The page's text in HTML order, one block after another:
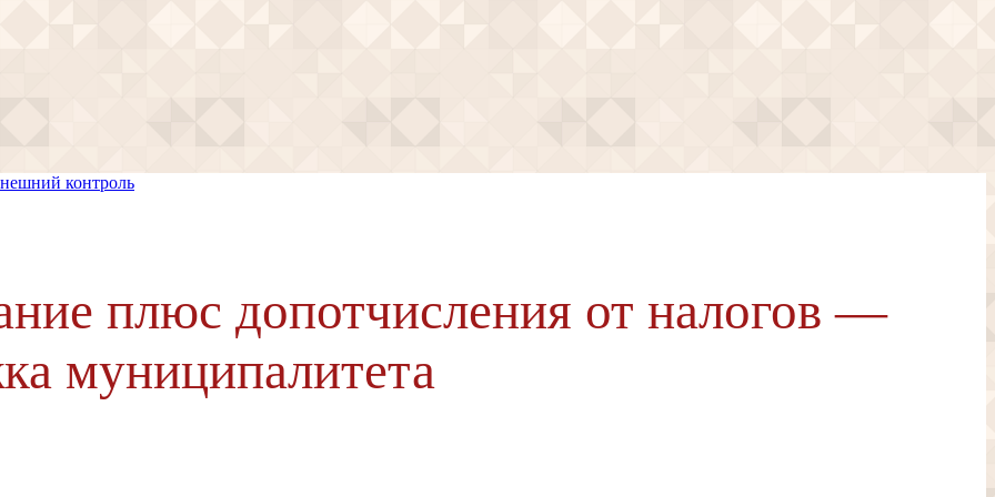
контроль
плюс допотчисления от налогов —
муниципалитета